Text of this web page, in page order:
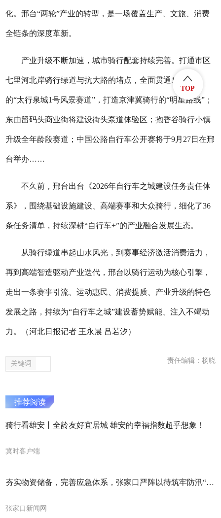
化。邢台“两轮”产业的转型，是一场覆盖生产、文旅、消费
全链条的深度革新。
产业升级不断加速，城市骑行配套持续完善。打通市区
七里河北岸骑行绿道与抗大路的堵点，全面贯通111公里
的“太行泉城1号风景赛道”，打造京津冀骑行的“明星路线”；
东由留码头商业街将建设街头泵道体验区；抱香谷骑行小镇
升级全年龄段赛道；中国公路自行车公开赛将于9月27日在邢
台举办……
不久前，邢台出台《2026年自行车之城建设任务责任体
系》，围绕基础设施建设、高端赛事和大众骑行，细化了36
条任务清单，持续深耕“自行车+”的产业融合发展生态。
从骑行绿道串起山水风光，到赛事经济激活消费活力，
再到高端智造驱动产业迭代，邢台以骑行运动为核心引擎，
走出一条赛事引流、运动惠民、消费提质、产业升级的特色
发展之路，持续为“自行车之城”建设蓄势赋能、注入不竭动
力。（河北日报记者 王永晨 吕若汐）
关键词 责任编辑：杨晓
推荐阅读
骑行看雄安丨全龄友好宜居城 雄安的幸福指数超乎想象！
冀时客户端
夯实物资储备，完善应急体系，张家口严阵以待筑牢防汛“安全堤”
张家口新闻网
TOP